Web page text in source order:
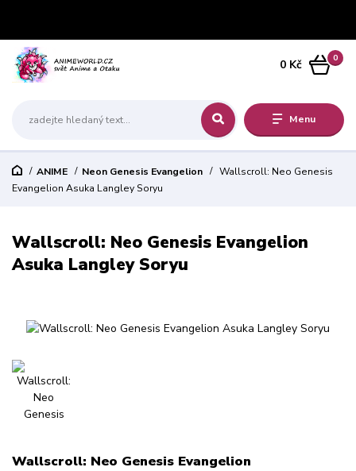
Menu
0
0 Kč
ANIME Neon Genesis Evangelion
Wallscroll: Neo Genesis
Evangelion Asuka Langley Soryu
Wallscroll: Neo Genesis Evangelion
Asuka Langley Soryu
Wallscroll: Neo Genesis Evangelion